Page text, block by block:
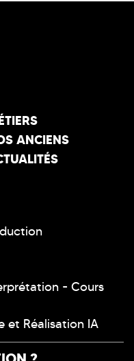
ANCIENS
- Cours
et Réalisation IA